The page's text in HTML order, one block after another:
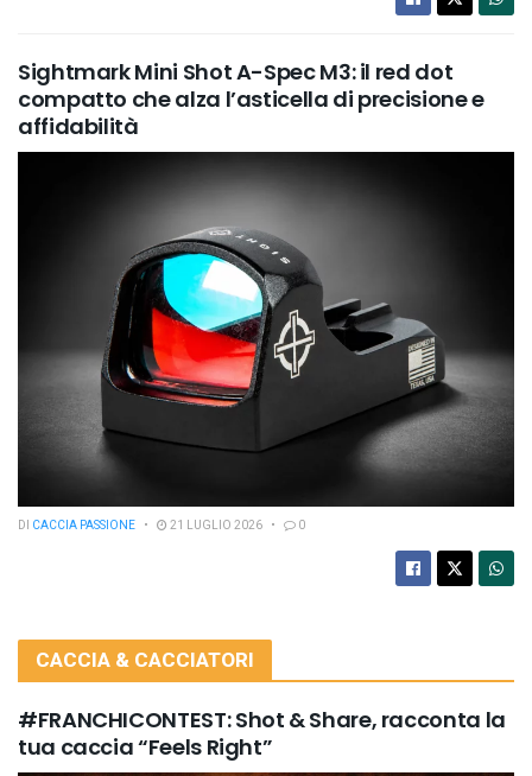
Sightmark Mini Shot A-Spec M3: il red dot
compatto che alza l’asticella di precisione e
affidabilità
DI CACCIA PASSIONE 21 LUGLIO 2026 0
CACCIA & CACCIATORI
#FRANCHICONTEST: Shot & Share, racconta la
tua caccia “Feels Right”